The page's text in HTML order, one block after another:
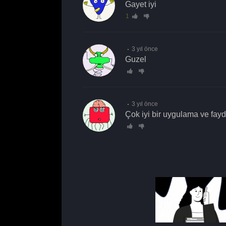
gayet iyi
1
3 yıl önce
guzel
3 yıl önce
Çok iyi bir uygulama ve